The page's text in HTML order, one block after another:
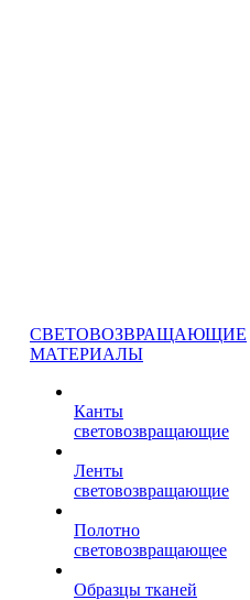
СВЕТОВОЗВРАЩАЮЩИЕ
МАТЕРИАЛЫ
Канты
световозвращающие
Ленты
световозвращающие
Полотно
световозвращающее
Образцы тканей